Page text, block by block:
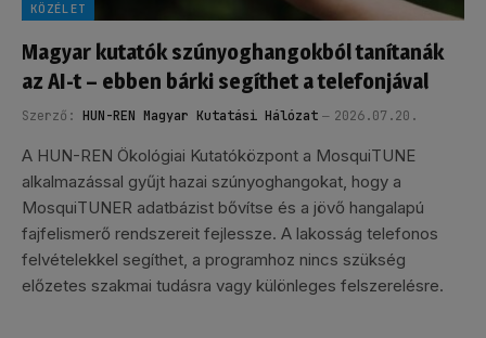
KÖZÉLET
Magyar kutatók szúnyoghangokból tanítanák
az AI-t – ebben bárki segíthet a telefonjával
Szerző: HUN-REN Magyar Kutatási Hálózat 2026.07.20.
A HUN-REN Ökológiai Kutatóközpont a MosquiTUNE
alkalmazással gyűjt hazai szúnyoghangokat, hogy a
MosquiTUNER adatbázist bővítse és a jövő hangalapú
fajfelismerő rendszereit fejlessze. A lakosság telefonos
felvételekkel segíthet, a programhoz nincs szükség
előzetes szakmai tudásra vagy különleges felszerelésre.